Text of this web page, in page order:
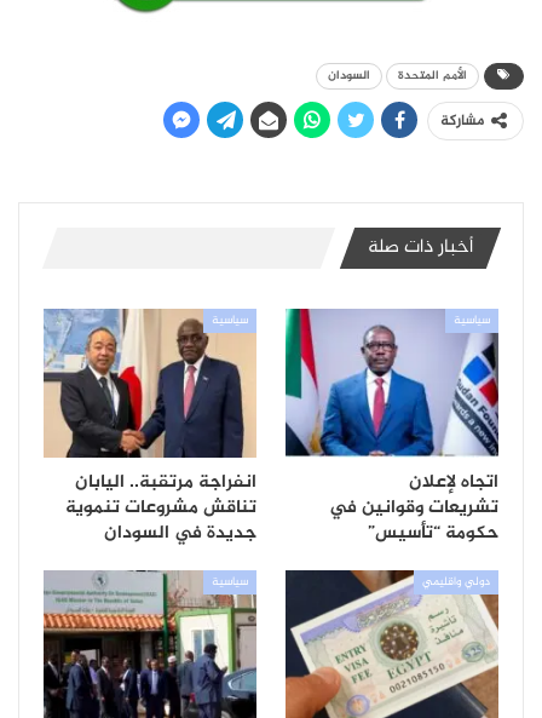
الأمم المتحدة السودان
مشاركة
أخبار ذات صلة
سياسية
اتجاه لإعلان
تشريعات وقوانين في
حكومة “تأسيس”
سياسية
انفراجة مرتقبة.. اليابان
تناقش مشروعات تنموية
جديدة في السودان
دولي واقليمي سياسية